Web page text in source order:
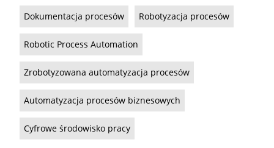
Dokumentacja procesów Robotyzacja procesów
Robotic Process Automation
Zrobotyzowana automatyzacja procesów
Automatyzacja procesów biznesowych
Cyfrowe środowisko pracy